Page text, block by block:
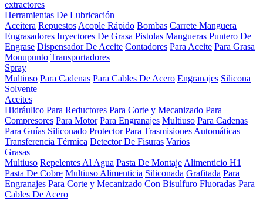
extractores
Herramientas De Lubricación
Aceitera Repuestos Acople Rápido Bombas Carrete Manguera
Engrasadores Inyectores De Grasa Pistolas Mangueras Puntero De
Engrase Dispensador De Aceite Contadores Para Aceite Para Grasa
Monupunto Transportadores
Spray
Multiuso Para Cadenas Para Cables De Acero Engranajes Silicona
Solvente
Aceites
Hidráulico Para Reductores Para Corte y Mecanizado Para
Compresores Para Motor Para Engranajes Multiuso Para Cadenas
Para Guías Siliconado Protector Para Trasmisiones Automáticas
Transferencia Térmica Detector De Fisuras Varios
Grasas
Multiuso Repelentes Al Agua Pasta De Montaje Alimenticio H1
Pasta De Cobre Multiuso Alimenticia Siliconada Grafitada Para
Engranajes Para Corte y Mecanizado Con Bisulfuro Fluoradas Para
Cables De Acero